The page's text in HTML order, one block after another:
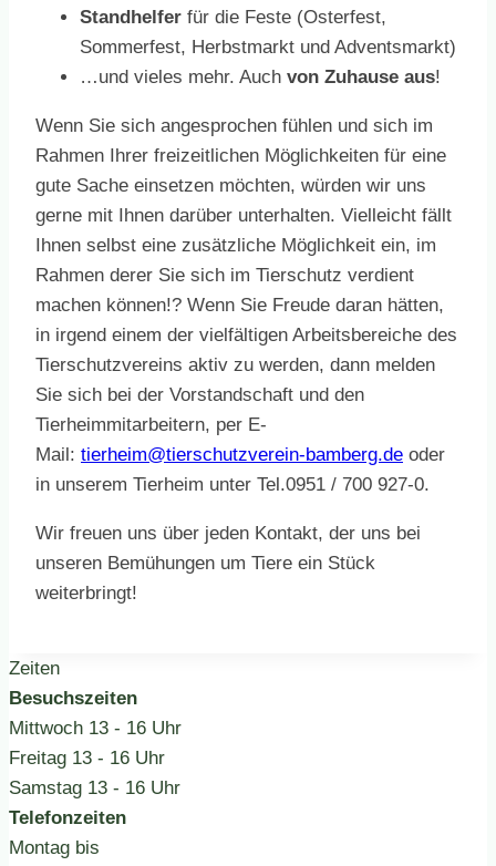
Standhelfer für die Feste (Osterfest,
Sommerfest, Herbstmarkt und Adventsmarkt)
…und vieles mehr. Auch von Zuhause aus!
Wenn Sie sich angesprochen fühlen und sich im
Rahmen Ihrer freizeitlichen Möglichkeiten für eine
gute Sache einsetzen möchten, würden wir uns
gerne mit Ihnen darüber unterhalten. Vielleicht fällt
Ihnen selbst eine zusätzliche Möglichkeit ein, im
Rahmen derer Sie sich im Tierschutz verdient
machen können!? Wenn Sie Freude daran hätten,
in irgend einem der vielfältigen Arbeitsbereiche des
Tierschutzvereins aktiv zu werden, dann melden
Sie sich bei der Vorstandschaft und den
Tierheimmitarbeitern, per E-
Mail: tierheim@tierschutzverein-bamberg.de oder
in unserem Tierheim unter Tel.0951 / 700 927-0.
Wir freuen uns über jeden Kontakt, der uns bei
unseren Bemühungen um Tiere ein Stück
weiterbringt!
Zeiten
Besuchszeiten
Mittwoch 13 - 16 Uhr
Freitag 13 - 16 Uhr
Samstag 13 - 16 Uhr
Telefonzeiten
Montag bis